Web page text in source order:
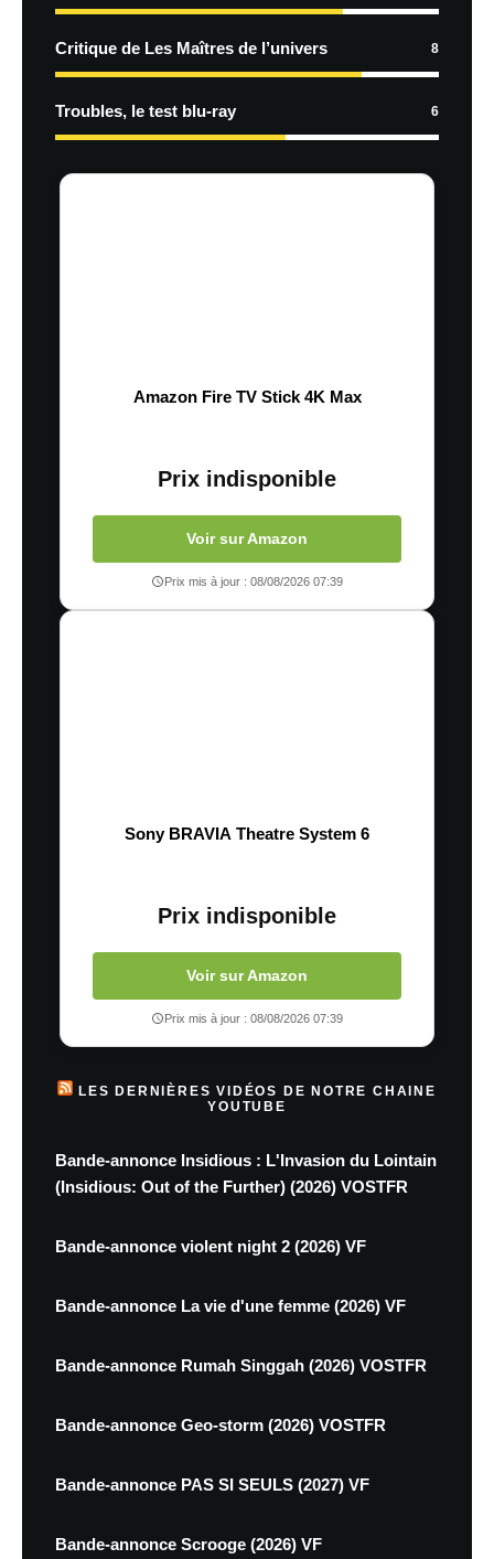
Critique de Les Maîtres de l’univers 8
Troubles, le test blu-ray 6
Amazon Fire TV Stick 4K Max
Prix indisponible
Voir sur Amazon
Prix mis à jour : 08/08/2026 07:39
Sony BRAVIA Theatre System 6
Prix indisponible
Voir sur Amazon
Prix mis à jour : 08/08/2026 07:39
LES DERNIÈRES VIDÉOS DE NOTRE CHAINE
YOUTUBE
Bande-annonce Insidious : L'Invasion du Lointain
(Insidious: Out of the Further) (2026) VOSTFR
Bande-annonce violent night 2 (2026) VF
Bande-annonce La vie d'une femme (2026) VF
Bande-annonce Rumah Singgah (2026) VOSTFR
Bande-annonce Geo-storm (2026) VOSTFR
Bande-annonce PAS SI SEULS (2027) VF
Bande-annonce Scrooge (2026) VF